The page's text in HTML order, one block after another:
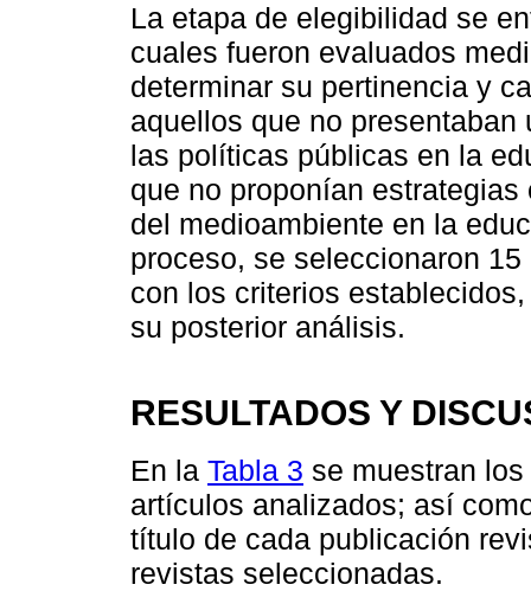
La etapa de elegibilidad se
cuales fueron evaluados
determinar su pertinencia y
aquellos que no
las políticas públicas en la
que no proponían
del medioambiente en la
proceso, se seleccionaron
con los criterios
su posterior análisis.
RESULTADOS Y
En la Tabla 3 se muestran
artículos analizados; así
título de cada publicación
revistas seleccionadas.